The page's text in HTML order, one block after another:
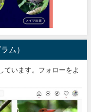
ム）
ています。フォローをよ